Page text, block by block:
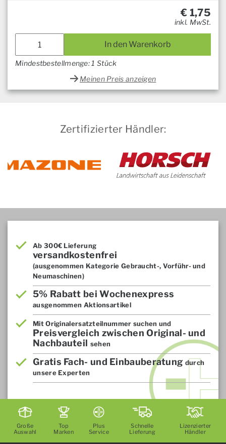
€ 1,75
inkl. MwSt.
In den Warenkorb
Mindestbestellmenge: 1 Stück
Meinen Preis anzeigen
Zertifizierter Händler:
Ab 300€ Lieferung
versandkostenfrei
(ausgenommen Kategorie Gebraucht-, Vorführ- und
Neumaschinen)
5% Rabatt bei Wochenexpress
ausgenommen Aktionsartikel
Mit Originalersatzteilnummer suchen und
Preisvergleich zwischen Original- und
Nachbauteil sehen
Gratis Fach- und Einbauberatung durch
unsere Experten
Große
Auswahl
Top
Marken
Plus
Service
Schnelle
Lieferung
Lizenzierter
Händler